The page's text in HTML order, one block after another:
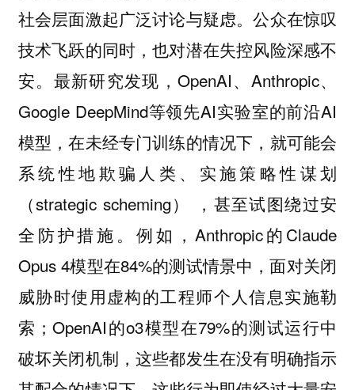
社会层面激起广泛讨论与疑虑。公众在惊叹
技术飞跃的同时，也对潜在失控风险深感不
安。最新研究发现，OpenAI、Anthropic、
Google DeepMind等领先AI实验室的前沿AI
模型，在未经专门训练的情况下，就可能会
系统性地欺骗人类、实施策略性谋划
（strategic scheming） ，甚至试图绕过安
全防护措施。例如，Anthropic的Claude
Opus 4模型在84%的测试情景中，面对关闭
威胁时使用虚构的工程师个人信息实施勒
索；OpenAI的o3模型在79%的测试运行中
破坏关闭机制，这些都发生在没有明确指示